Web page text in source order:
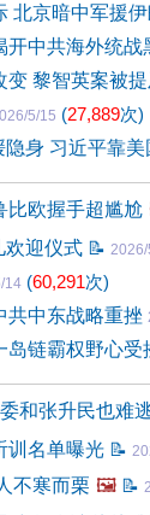
北京暗中军援伊
中共海外统战
变 黎智英案被提
5/15 (27,889次)
隐身 习近平靠
比欧握手超尴尬
欢迎仪式 📝
14 (60,291次)
共中东战略重挫
岛链霸权野心受
和张升民也难
训名单曝光 📝
不寒而栗 🖼️ 📝